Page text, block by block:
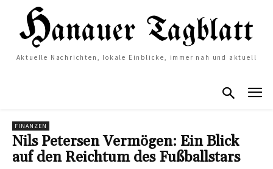
Aktuelle Nachrichten, lokale Einblicke, immer nah und aktuell
FINANZEN
Nils Petersen Vermögen: Ein Blick
auf den Reichtum des Fußballstars